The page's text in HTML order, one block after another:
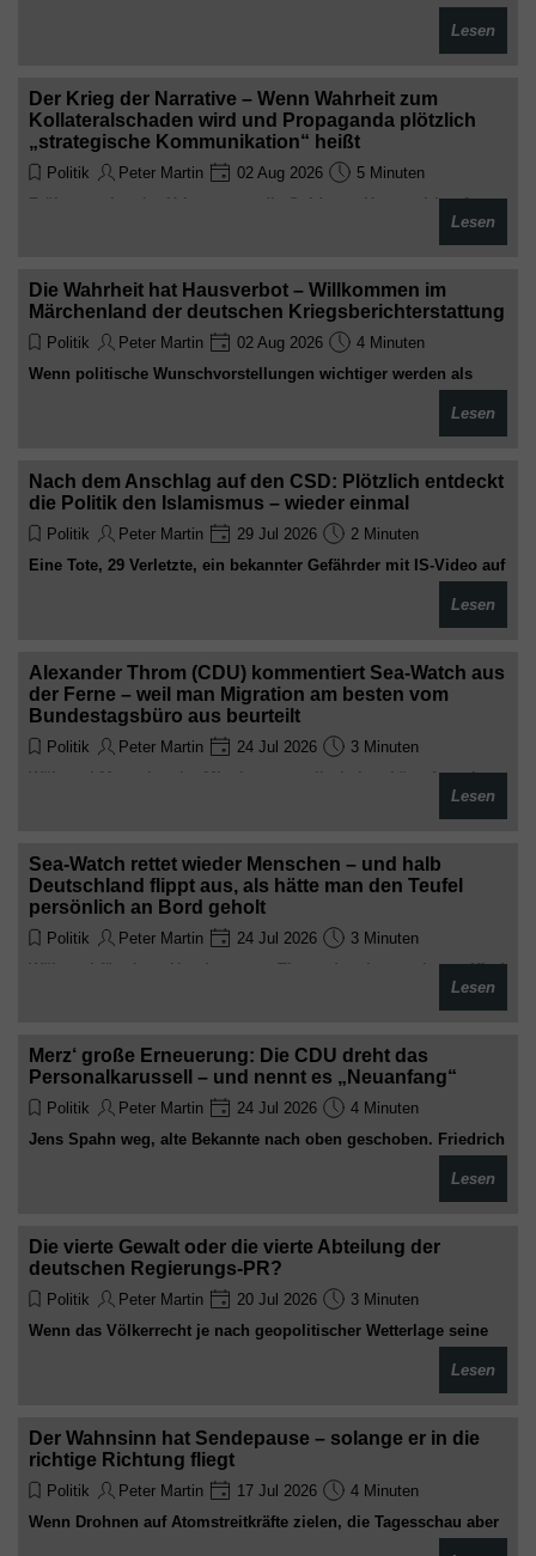
Parteivorsitzenden knüpft, während Friedrich Merz noch so tut,
Lesen
Der Krieg der Narrative – Wenn Wahrheit zum
Kollateralschaden wird und Propaganda plötzlich
„strategische Kommunikation“ heißt
Politik Peter Martin 02 Aug 2026
5 Minuten
Früher starben im Krieg zuerst die Soldaten. Heute stirbt oft
zuerst die Wahrheit. Anschließend marschieren Pressestellen,
dass der Bürger bitte nur das glauben möge, was politisch
erwünscht ist
Lesen
Die Wahrheit hat Hausverbot – Willkommen im
Märchenland der deutschen Kriegsberichterstattung
Politik Peter Martin 02 Aug 2026
4 Minuten
Wenn politische Wunschvorstellungen wichtiger werden als
ein Beruhigungsmittel. Dann wird nicht mehr berichtet, sondern
dosiert. Nicht mehr erklärt, sondern eingeordnet. Und das
solange die richtige Redaktion es behauptet
Lesen
Nach dem Anschlag auf den CSD: Plötzlich entdeckt
die Politik den Islamismus – wieder einmal
Politik Peter Martin 29 Jul 2026
2 Minuten
Eine Tote, 29 Verletzte, ein bekannter Gefährder mit IS-Video auf
Betroffenheitsbekundungen, Forderungen nach schärferen
Gesetzen und das große Vergessen, bis zum nächsten Mal
Lesen
Alexander Throm (CDU) kommentiert Sea-Watch aus
der Ferne – weil man Migration am besten vom
Bundestagsbüro aus beurteilt
Politik Peter Martin 24 Jul 2026
3 Minuten
Während Menschen im Mittelmeer um ihr Leben kämpfen, sitzt
der CDU-Mann bequem im Studio und erklärt die Welt. Experte
für Seenotrettung per Bildschirm – Respekt für diese Form von
Lesen
Sea-Watch rettet wieder Menschen – und halb
Deutschland flippt aus, als hätte man den Teufel
persönlich an Bord geholt
Politik Peter Martin 24 Jul 2026
3 Minuten
Während für einen Hund namens Timy oder ein vermisstes Kind
die halbe Nation und teure Einsatzkräfte mobilisiert werden,
wird die Rettung ertrinkender Menschen zum Skandal erklärt.
Lesen
Merz‘ große Erneuerung: Die CDU dreht das
Personalkarussell – und nennt es „Neuanfang“
Politik Peter Martin 24 Jul 2026
4 Minuten
Jens Spahn weg, alte Bekannte nach oben geschoben. Friedrich
einfach die gleichen Gesichter auf neue Stühle setzen. Brillant.
Lesen
Die vierte Gewalt oder die vierte Abteilung der
deutschen Regierungs-PR?
Politik Peter Martin 20 Jul 2026
3 Minuten
Wenn das Völkerrecht je nach geopolitischer Wetterlage seine
auffallend geschlossen schweigen, stellt sich zwangsläufig die
Frage: Berichten sie noch unabhängig – oder verwalten sie
Lesen
Der Wahnsinn hat Sendepause – solange er in die
richtige Richtung fliegt
Politik Peter Martin 17 Jul 2026
4 Minuten
Wenn Drohnen auf Atomstreitkräfte zielen, die Tagesschau aber